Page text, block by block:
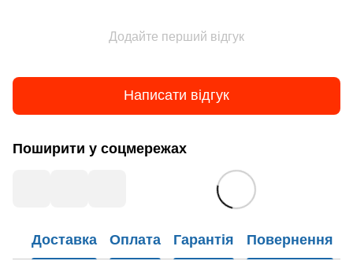
Додайте перший відгук
Написати відгук
Поширити у соцмережах
Доставка Оплата Гарантія Повернення